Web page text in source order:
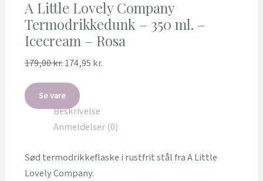
A Little Lovely Company
Termodrikkedunk – 350 ml. –
Icecream – Rosa
179,00kr.174,95 kr.
Se vare
Beskrivelse
Anmeldelser (0)
Sød termodrikkeflaske i rustfrit stål fra A Little
Lovely Company.